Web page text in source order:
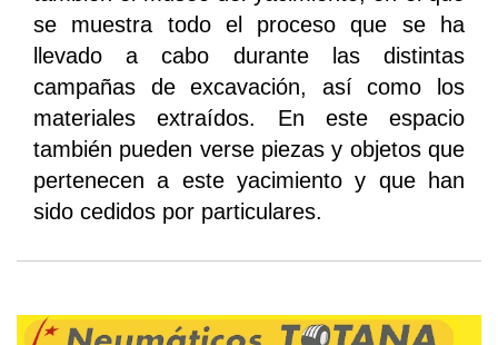
se muestra todo el proceso que se ha
llevado a cabo durante las distintas
campañas de excavación, así como los
materiales extraídos. En este espacio
también pueden verse piezas y objetos que
pertenecen a este yacimiento y que han
sido cedidos por particulares.